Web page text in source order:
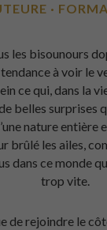
·
les bisounours
à voir le
ce qui, dans la
belles surprises
nature entière
brûlé les ailes,
dans ce monde
trop vite.
de rejoindre le